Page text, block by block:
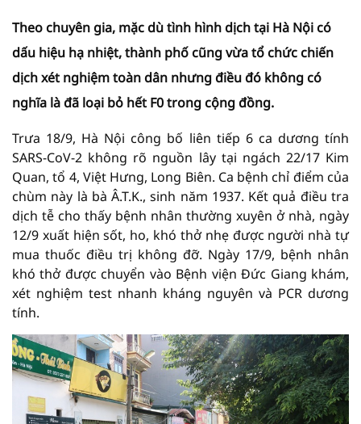
Theo chuyên gia, mặc dù tình hình dịch tại Hà Nội có
dấu hiệu hạ nhiệt, thành phố cũng vừa tổ chức chiến
dịch xét nghiệm toàn dân nhưng điều đó không có
nghĩa là đã loại bỏ hết F0 trong cộng đồng.
Trưa 18/9, Hà Nội công bố liên tiếp 6 ca dương tính
SARS-CoV-2 không rõ nguồn lây tại ngách 22/17 Kim
Quan, tổ 4, Việt Hưng, Long Biên. Ca bệnh chỉ điểm của
chùm này là bà Â.T.K., sinh năm 1937. Kết quả điều tra
dịch tễ cho thấy bệnh nhân thường xuyên ở nhà, ngày
12/9 xuất hiện sốt, ho, khó thở nhẹ được người nhà tự
mua thuốc điều trị không đỡ. Ngày 17/9, bệnh nhân
khó thở được chuyển vào Bệnh viện Đức Giang khám,
xét nghiệm test nhanh kháng nguyên và PCR dương
tính.